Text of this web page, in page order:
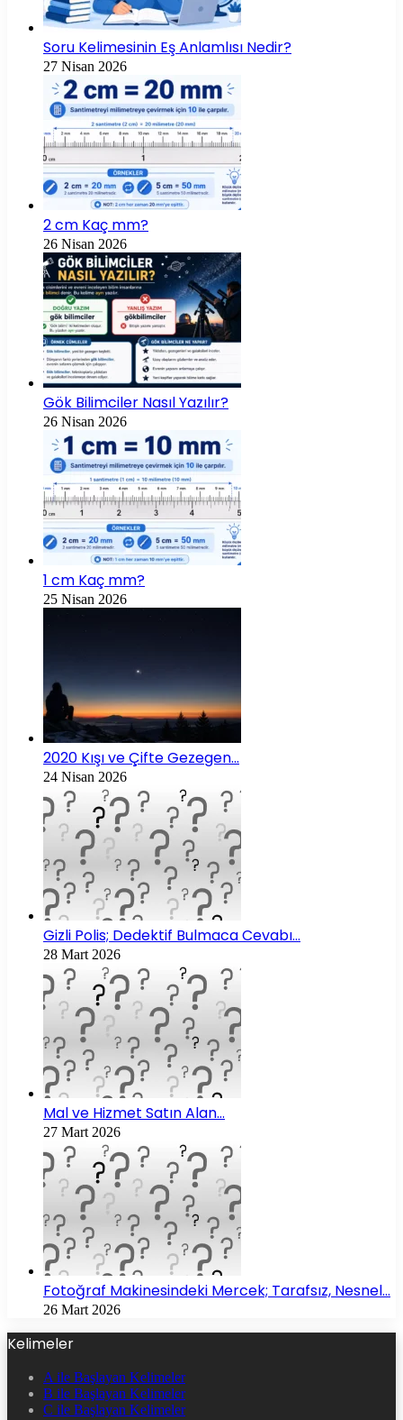
Soru Kelimesinin Eş Anlamlısı Nedir?
27 Nisan 2026
2 cm Kaç mm?
26 Nisan 2026
Gök Bilimciler Nasıl Yazılır?
26 Nisan 2026
1 cm Kaç mm?
25 Nisan 2026
2020 Kışı ve Çifte Gezegen…
24 Nisan 2026
Gizli Polis; Dedektif Bulmaca Cevabı…
28 Mart 2026
Mal ve Hizmet Satın Alan…
27 Mart 2026
Fotoğraf Makinesindeki Mercek; Tarafsız, Nesnel…
26 Mart 2026
Kelimeler
A ile Başlayan Kelimeler
B ile Başlayan Kelimeler
C ile Başlayan Kelimeler